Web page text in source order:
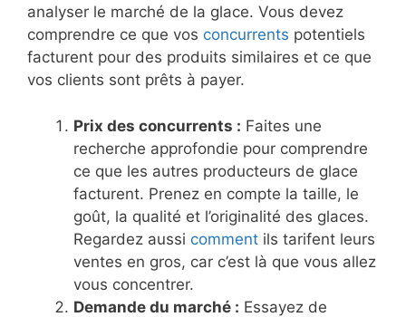
analyser le marché de la glace. Vous devez
comprendre ce que vos concurrents potentiels
facturent pour des produits similaires et ce que
vos clients sont prêts à payer.
Prix des concurrents : Faites une
recherche approfondie pour comprendre
ce que les autres producteurs de glace
facturent. Prenez en compte la taille, le
goût, la qualité et l’originalité des glaces.
Regardez aussi comment ils tarifent leurs
ventes en gros, car c’est là que vous allez
vous concentrer.
Demande du marché : Essayez de